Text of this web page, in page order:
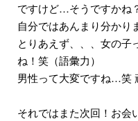
ですけど…そうですかね
自分ではあんまり分かり
とりあえず、、、女の子
ね！笑（語彙力）
男性って大変ですね…笑
それではまた次回！お会